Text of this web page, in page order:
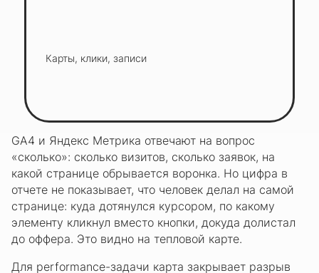
Карты, клики, записи
GA4 и Яндекс Метрика отвечают на вопрос
«сколько»: сколько визитов, сколько заявок, на
какой странице обрывается воронка. Но цифра в
отчете не показывает, что человек делал на самой
странице: куда дотянулся курсором, по какому
элементу кликнул вместо кнопки, докуда долистал
до оффера. Это видно на тепловой карте.
Для performance-задачи карта закрывает разрыв